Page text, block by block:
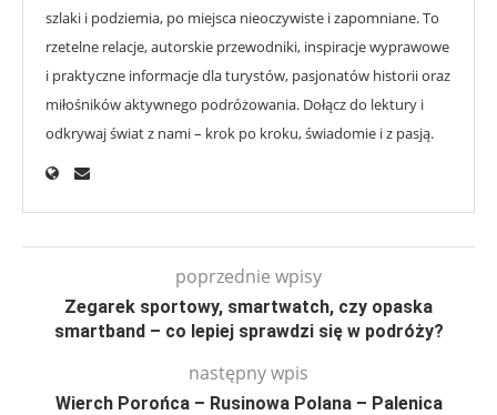
szlaki i podziemia, po miejsca nieoczywiste i zapomniane. To
rzetelne relacje, autorskie przewodniki, inspiracje wyprawowe
i praktyczne informacje dla turystów, pasjonatów historii oraz
miłośników aktywnego podróżowania. Dołącz do lektury i
odkrywaj świat z nami – krok po kroku, świadomie i z pasją.
poprzednie wpisy
Zegarek sportowy, smartwatch, czy opaska
smartband – co lepiej sprawdzi się w podróży?
następny wpis
Wierch Porońca – Rusinowa Polana – Palenica